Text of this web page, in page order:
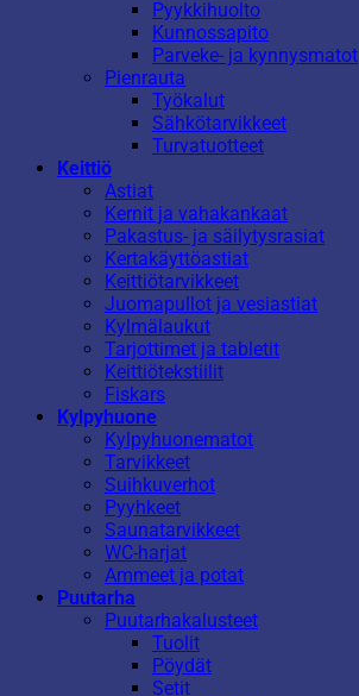
Pyykkihuolto
Kunnossapito
Parveke- ja kynnysmatot
Pienrauta
Työkalut
Sähkötarvikkeet
Turvatuotteet
Keittiö
Astiat
Kernit ja vahakankaat
Pakastus- ja säilytysrasiat
Kertakäyttöastiat
Keittiötarvikkeet
Juomapullot ja vesiastiat
Kylmälaukut
Tarjottimet ja tabletit
Keittiötekstiilit
Fiskars
Kylpyhuone
Kylpyhuonematot
Tarvikkeet
Suihkuverhot
Pyyhkeet
Saunatarvikkeet
WC-harjat
Ammeet ja potat
Puutarha
Puutarhakalusteet
Tuolit
Pöydät
Setit